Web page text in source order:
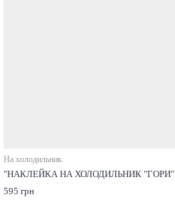
На холодильник
"НАКЛЕЙКА НА ХОЛОДИЛЬНИК "ГОРИ"
595 грн